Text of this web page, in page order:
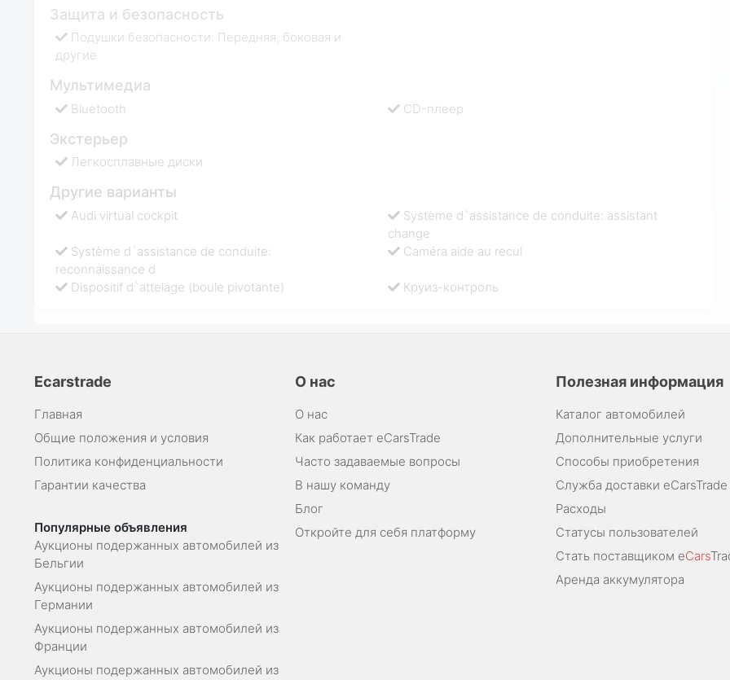
Защита и безопасность
Подушки безопасности: Передняя, боковая и
другие
Мультимедиа
Bluetooth CD-плеер
Экстерьер
Легкосплавные диски
Другие варианты
Audi virtual cockpit
Système d`assistance de conduite: assistant
change
Système d`assistance de conduite:
reconnaissance d
Caméra aide au recul
Dispositif d`attelage (boule pivotante) Круиз-контроль
Ecarstrade
Главная
Общие положения и условия
Политика конфиденциальности
Гарантии качества
Популярные объявления
Аукционы подержанных автомобилей из
Бельгии
Аукционы подержанных автомобилей из
Германии
Аукционы подержанных автомобилей из
Франции
Аукционы подержанных автомобилей из
О нас
О нас
Как работает eCarsTrade
Часто задаваемые вопросы
В нашу команду
Блог
Откройте для себя платформу
Полезная информация
Каталог автомобилей
Дополнительные услуги
Способы приобретения
Служба доставки eCarsTrade
Расходы
Статусы пользователей
Стать поставщиком eCars
Аренда аккумулятора